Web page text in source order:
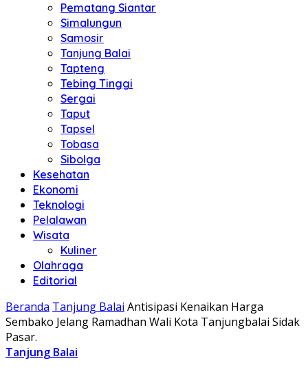
Pematang Siantar
Simalungun
Samosir
Tanjung Balai
Tapteng
Tebing Tinggi
Sergai
Taput
Tapsel
Tobasa
Sibolga
Kesehatan
Ekonomi
Teknologi
Pelalawan
Wisata
Kuliner
Olahraga
Editorial
Beranda Tanjung Balai Antisipasi Kenaikan Harga
Sembako Jelang Ramadhan Wali Kota Tanjungbalai Sidak
Pasar.
Tanjung Balai